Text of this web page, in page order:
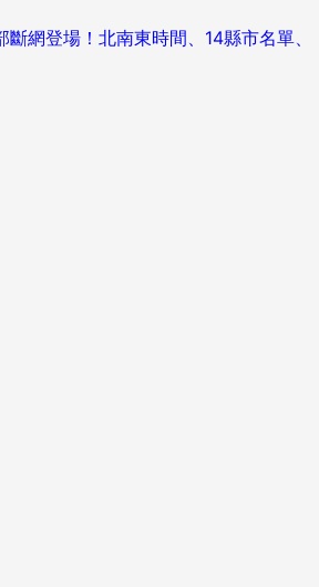
網登場！北南東時間、14縣市名單、